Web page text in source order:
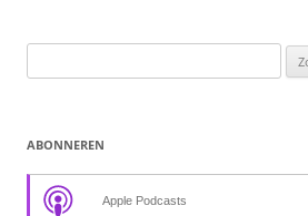
naar:
ABONNEREN
Apple Podcasts